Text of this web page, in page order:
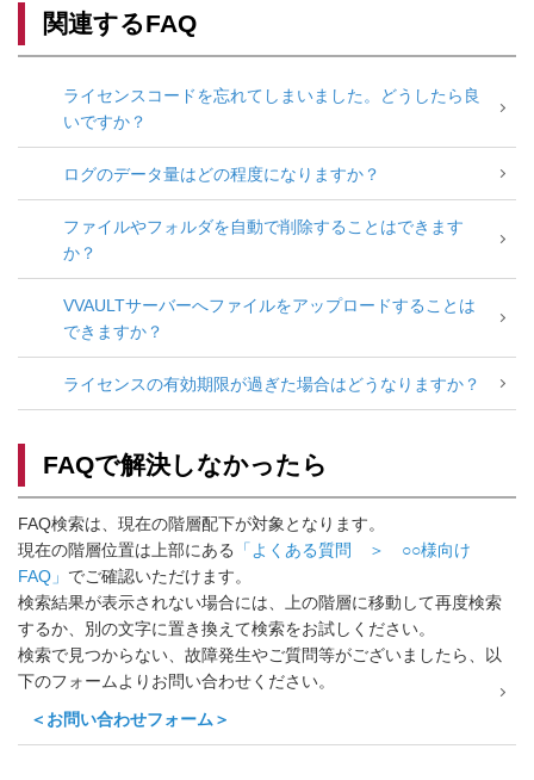
関連するFAQ
ライセンスコードを忘れてしまいました。どうしたら良
いですか？
ログのデータ量はどの程度になりますか？
ファイルやフォルダを自動で削除することはできます
か？
VVAULTサーバーへファイルをアップロードすることは
できますか？
ライセンスの有効期限が過ぎた場合はどうなりますか？
FAQで解決しなかったら
FAQ検索は、現在の階層配下が対象となります。
現在の階層位置は上部にある
「よくある質問 ＞ ○○様向け
FAQ」 でご確認いただけます。
検索結果が表示されない場合には、上の階層に移動して再度検索
するか、別の文字に置き換えて検索をお試しください。
検索で見つからない、故障発生やご質問等がございましたら、以
下のフォームよりお問い合わせください。
＜お問い合わせフォーム＞